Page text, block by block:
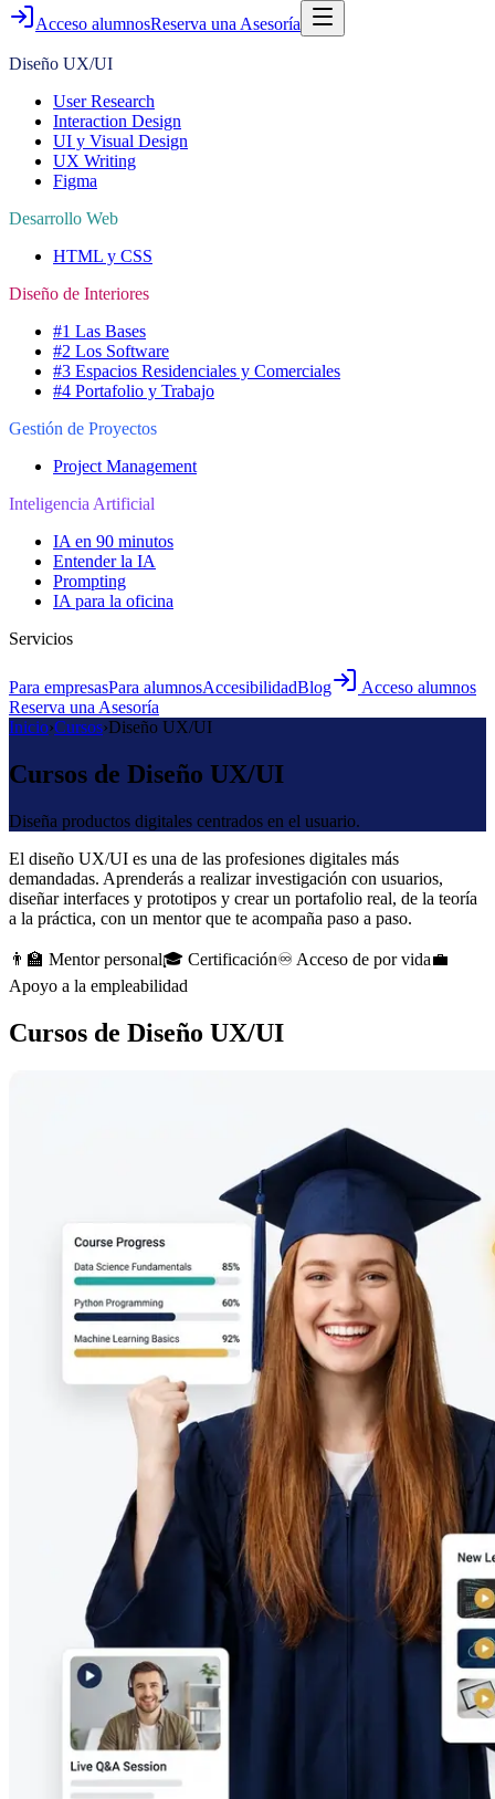
Acceso alumnosReserva una Asesoría
Diseño UX/UI
User Research
Interaction Design
UI y Visual Design
UX Writing
Figma
Desarrollo Web
HTML y CSS
Diseño de Interiores
#1 Las Bases
#2 Los Software
#3 Espacios Residenciales y Comerciales
#4 Portafolio y Trabajo
Gestión de Proyectos
Project Management
Inteligencia Artificial
IA en 90 minutos
Entender la IA
Prompting
IA para la oficina
Servicios
Para empresasPara alumnosAccesibilidadBlog
Acceso alumnos
Reserva una Asesoría
Inicio›Cursos›Diseño UX/UI
Cursos de Diseño UX/UI
Diseña productos digitales centrados en el usuario.
El diseño UX/UI es una de las profesiones digitales más
demandadas. Aprenderás a realizar investigación con usuarios,
diseñar interfaces y prototipos y crear un portafolio real, de la teoría
a la práctica, con un mentor que te acompaña paso a paso.
👨‍🏫 Mentor personal🎓 Certificación♾️ Acceso de por vida💼
Apoyo a la empleabilidad
Cursos de Diseño UX/UI